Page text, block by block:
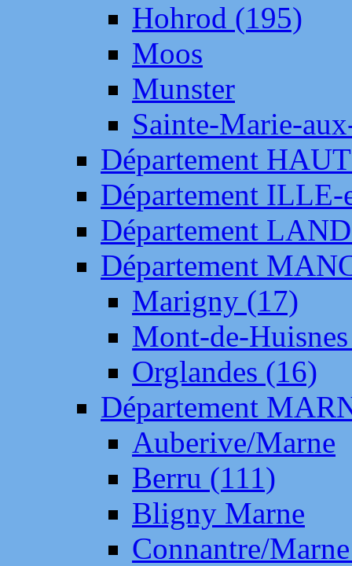
Hohrod (195)
Moos
Munster
Sainte-Marie-
Département
Département
Département
Département
Marigny (17)
Mont-de-
Orglandes (16)
Département
Auberive/Marne
Berru (111)
Bligny Marne
Connantre/